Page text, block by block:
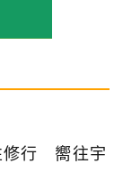
修行 嚮往宇